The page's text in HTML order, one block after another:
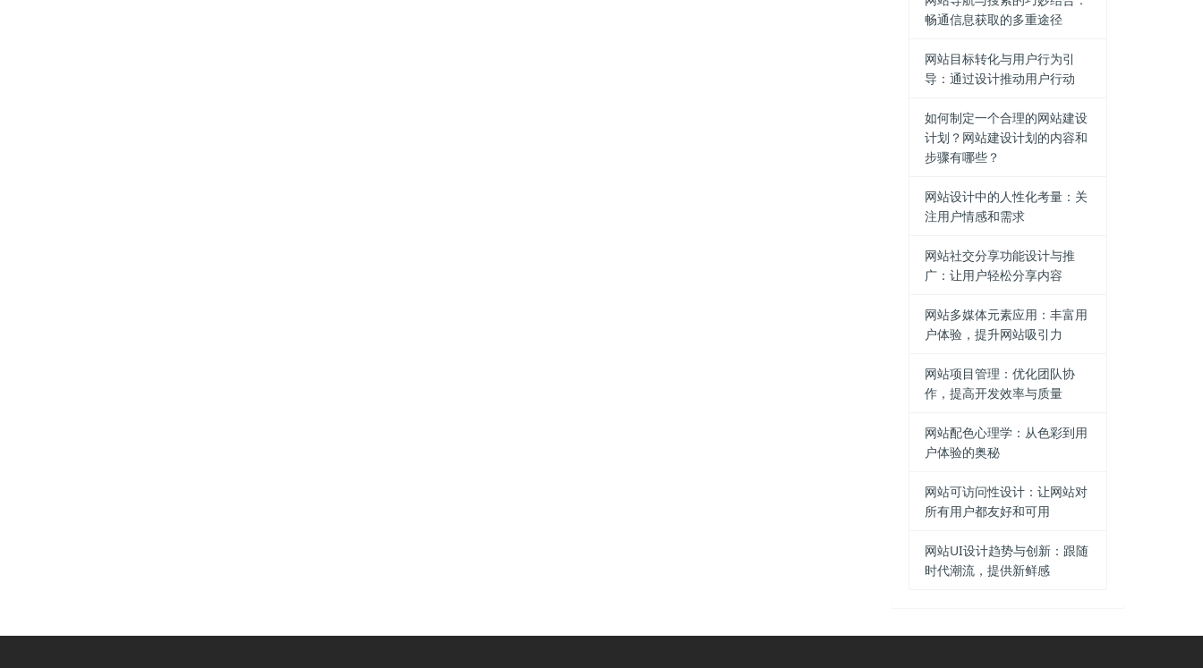
畅通信息获取的多重途径
网站目标转化与用户行为引
导：通过设计推动用户行动
如何制定一个合理的网站建设
计划？网站建设计划的内容和
步骤有哪些？
网站设计中的人性化考量：关
注用户情感和需求
网站社交分享功能设计与推
广：让用户轻松分享内容
网站多媒体元素应用：丰富用
户体验，提升网站吸引力
网站项目管理：优化团队协
作，提高开发效率与质量
网站配色心理学：从色彩到用
户体验的奥秘
网站可访问性设计：让网站对
所有用户都友好和可用
网站UI设计趋势与创新：跟随
时代潮流，提供新鲜感